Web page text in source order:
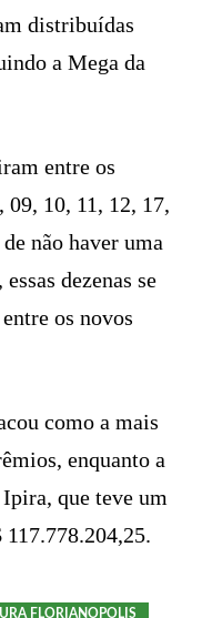
distribuídas
a Mega da
entre os
10, 11, 12, 17,
não haver uma
dezenas se
os novos
como a mais
enquanto a
que teve um
FLORIANOPOLIS